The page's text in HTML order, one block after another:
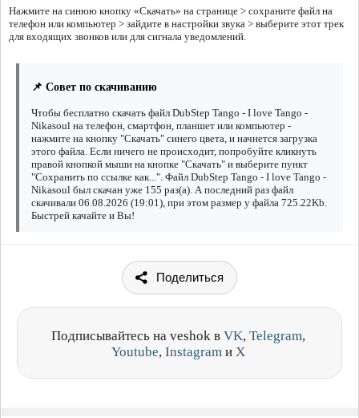
Нажмите на синюю кнопку «Скачать» на странице > сохраните файл на
телефон или компьютер > зайдите в настройки звука > выберите этот трек
для входящих звонков или для сигнала уведомлений.
📌 Совет по скачиванию
Чтобы бесплатно скачать файл DubStep Tango - I love Tango -
Nikasoul на телефон, смартфон, планшет или компьютер -
нажмите на кнопку "Скачать" синего цвета, и начнется загрузка
этого файла. Если ничего не происходит, попробуйте кликнуть
правой кнопкой мыши на кнопке "Скачать" и выберите пункт
"Сохранить по ссылке как...". Файл DubStep Tango - I love Tango -
Nikasoul был скачан уже 155 раз(а). А последний раз файл
скачивали 06.08.2026 (19:01), при этом размер у файла 725.22Kb.
Быстрей качайте и Вы!
Поделиться
Подписывайтесь на veshok в VK, Telegram,
Youtube, Instagram и X